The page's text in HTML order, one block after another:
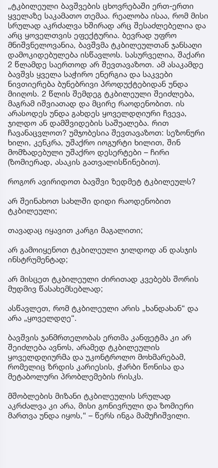
„ტკბილეული ბავშვების ცხოვრებაში ერთ-ერთი
ყველაზე საკამათო თემაა. რეალობა ისაა, რომ მისი
სრულად აკრძალვა ხშირად არც შესაძლებელია და
არც ყოველთვის ეფექტურია. ბევრად უფრო
მნიშვნელოვანია, ბავშვმა ტკბილეულთან ჯანსაღი
დამოკიდებულება ისწავლოს. სასურველია, შაქარი
2 წლამდე საერთოდ არ შევთავაზოთ. ამ ასაკამდე
ბავშვს ყველა საჭირო ენერგია და საკვები
ნივთიერება ბუნებრივი პროდუქტებიდან უნდა
მიიღოს. 2 წლის შემდეგ ტკბილეული შეიძლება,
მაგრამ იშვიათად და მცირე რაოდენობით. ის
არასოდეს უნდა გახდეს ყოველდღიური ჩვევა,
ჯილდო ან დამშვიდების საშუალება. რით
ჩავანაცვლოთ? უმჯობესია შევთავაზოთ: სეზონური
ხილი, კენკრა, უშაქრო იოგურტი ხილით, შინ
მომზადებული უშაქრო დესერტები – ჩირი
(ზომიერად, ასაკის გათვალისწინებით).
როგორ ავირიდოთ ბავშვი ზედმეტ ტკბილეულს?
არ შეინახოთ სახლში დიდი რაოდენობით
ტკბილეული;
თავადაც იყავით კარგი მაგალითი;
არ გამოიყენოთ ტკბილეული ჯილდოდ ან დასჯის
ინსტრუმენტად;
არ მისცეთ ტკბილეული ძირითად კვებებს შორის
მუდმივ წასახემსებლად;
ასწავლეთ, რომ ტკბილეული არის „ხანდახან“ და
არა „ყოველდღე“.
ბავშვის ჯანმრთელობას ერთმა კანფეტმა კი არ
შეიძლება ავნოს, არამედ ტკბილეულის
ყოველდღიურმა და უკონტროლო მოხმარებამ,
რომელიც ზრდის კარიესის, ჭარბი წონისა და
მეტაბოლური პრობლემების რისკს.
მშობლების მიზანი ტკბილეულის სრულად
აკრძალვა კი არა, მისი გონივრული და ზომიერი
მართვა უნდა იყოს,“ – წერს ინგა მამუჩიშვილი.